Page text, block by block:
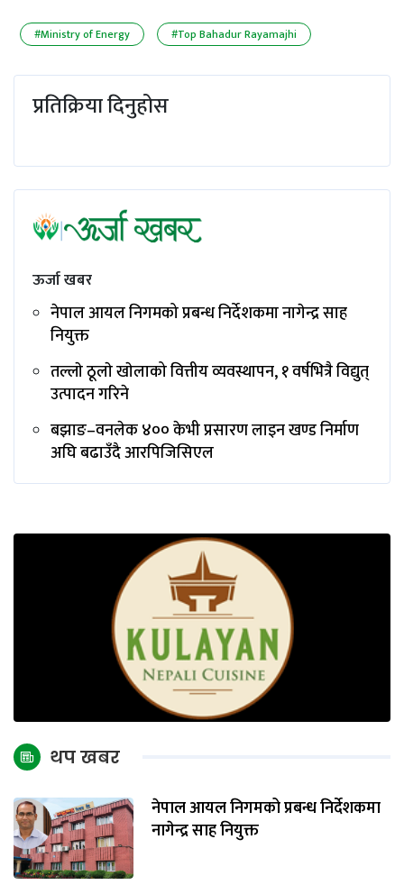
#Ministry of Energy #Top Bahadur Rayamajhi
प्रतिक्रिया दिनुहोस
ऊर्जा खबर
नेपाल आयल निगमको प्रबन्ध निर्देशकमा नागेन्द्र साह
नियुक्त
तल्लाे ठूलाे खाेलाको वित्तीय व्यवस्थापन, १ वर्षभित्रै विद्युत्
उत्पादन गरिने
बझाङ–वनलेक ४०० केभी प्रसारण लाइन खण्ड निर्माण
अघि बढाउँदै आरपिजिसिएल
थप खबर
नेपाल आयल निगमको प्रबन्ध निर्देशकमा
नागेन्द्र साह नियुक्त